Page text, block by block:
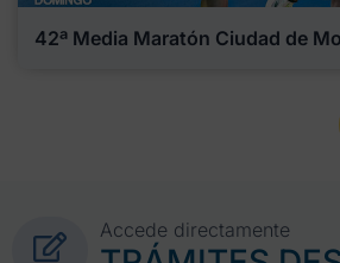
42ª Media Maratón Ciudad de
Accede directamente